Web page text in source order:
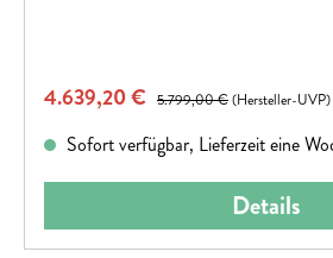
Verkaufspreis:
4.639,20 € Regulärer Preis:
5.799,00 €(Hersteller-UVP)
Sofort verfügbar, Lieferzeit eine
Details